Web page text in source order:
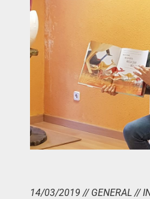
14/03/2019 // GENERAL //